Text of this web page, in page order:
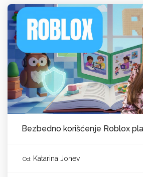
Bezbedno korišćenje Roblox
Od: Katarina Jonev